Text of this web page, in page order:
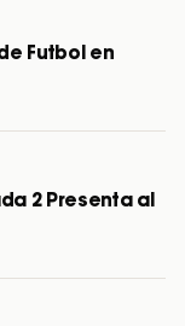
Futbol en
2 Presenta al